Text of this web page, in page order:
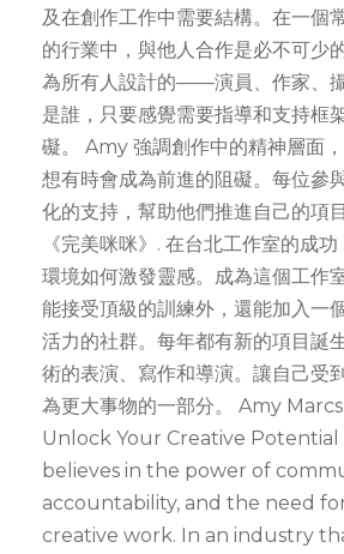
及在創作工作中需要結構。在一個
的行業中，與他人合作是必不可少
為所有人設計的——演員、作家、
是誰，只要感覺需要指導和支持框
礙。 Amy 強調創作中的精神層面
想有時會成為前進的阻礙。每位參
化的支持，幫助他們推進自己的項
《完美咪咪》. 在台北工作室的成
環境如何激發靈感。成為這個工作
能接受頂級的訓練外，還能加入一
活力的社群。每年都有新的項目誕
術的表演、寫作和導演。讓自己受
為更大事物的一部分。 Amy
Unlock Your Creative Potential
believes in the power of
accountability, and the need
creative work. In an industry